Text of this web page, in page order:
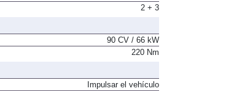
2 + 3
90 CV / 66 kW
220 Nm
Impulsar el vehículo